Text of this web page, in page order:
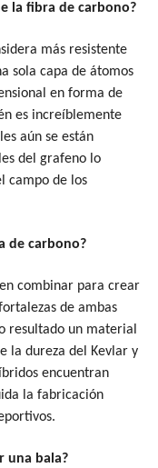
la fibra de carbono?
más resistente
sola capa de átomos
en forma de
es increíblemente
aún se están
del grafeno lo
campo de los
de carbono?
combinar para crear
de ambas
resultado un material
la dureza del Kevlar y
encuentran
la fabricación
una bala?